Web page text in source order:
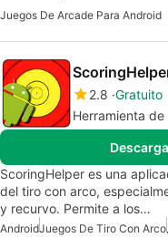
Juegos De Arcade Para Android
2.8 Gratuito
Herramienta
ScoringHelper es una
del tiro con arco,
y recurvo. Permite a los…
AndroidJuegos De Tiro Con Arco